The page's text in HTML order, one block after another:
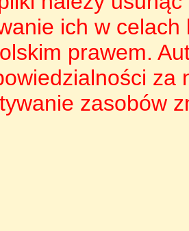
ich w
prawem.
za
zasobów